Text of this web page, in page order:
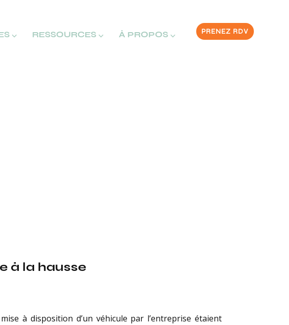
PRENEZ RDV
⌵ RESSOURCES ⌵ À PROPOS ⌵
à la hausse
à disposition d’un véhicule par l’entreprise étaient